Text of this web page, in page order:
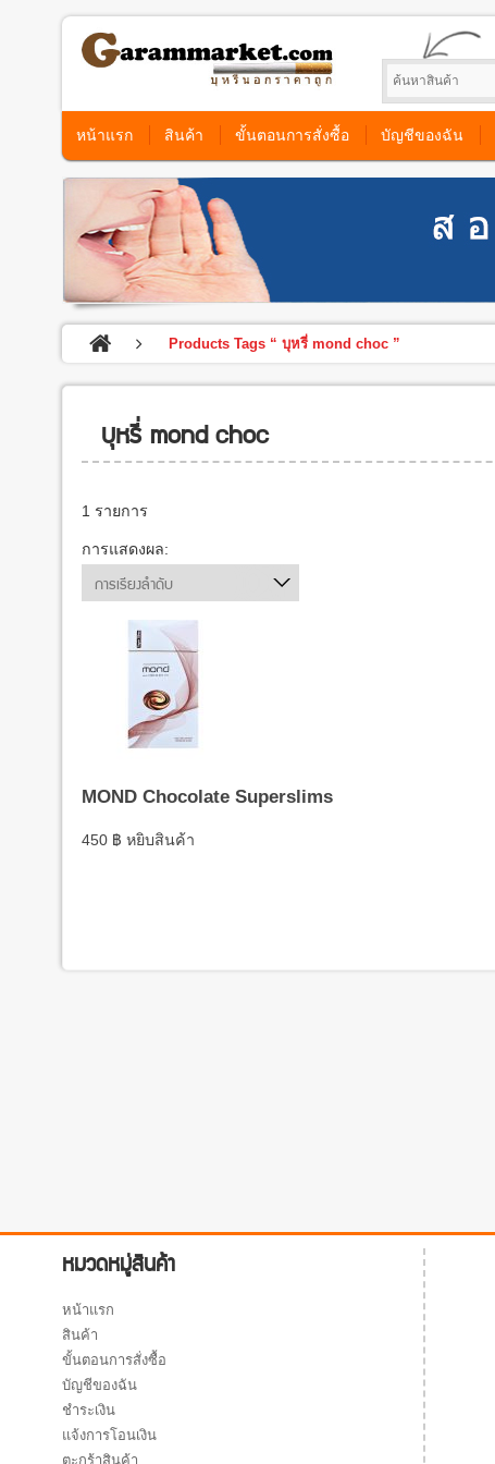
หน้าแรก สินค้า ขั้นตอนการสั่งซื้อ บัญชีของฉัน
Products Tags “ บุหรี่ mond choc ”
บุหรี่ mond choc
1 รายการ
การแสดงผล:
การเรียงลำดับ
MOND Chocolate Superslims
450 ฿ หยิบสินค้า
หมวดหมู่สินค้า
หน้าแรก
สินค้า
ขั้นตอนการสั่งซื้อ
บัญชีของฉัน
ชำระเงิน
แจ้งการโอนเงิน
ตะกร้าสินค้า